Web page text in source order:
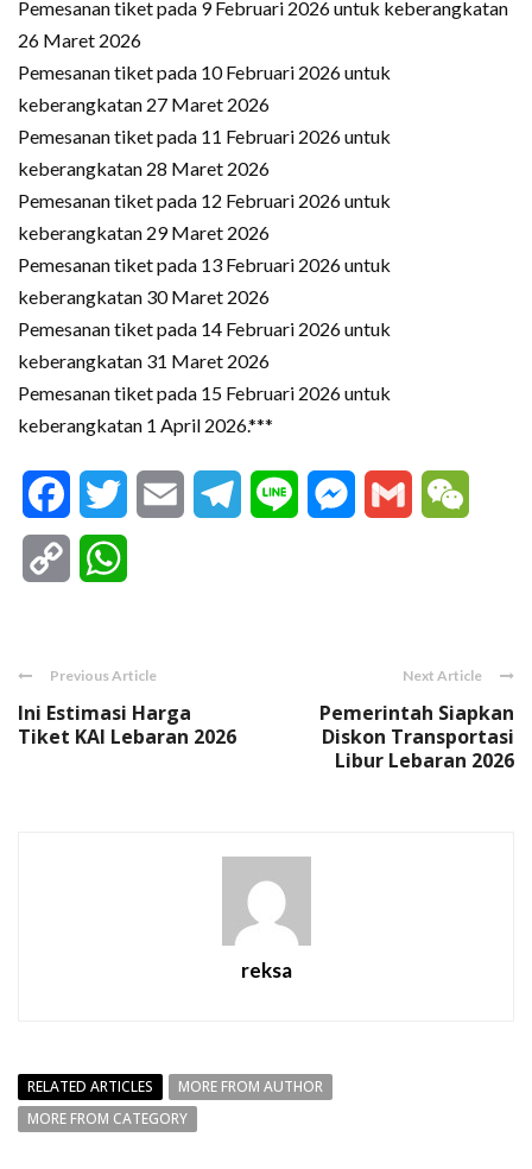
Pemesanan tiket pada 9 Februari 2026 untuk keberangkatan
26 Maret 2026
Pemesanan tiket pada 10 Februari 2026 untuk
keberangkatan 27 Maret 2026
Pemesanan tiket pada 11 Februari 2026 untuk
keberangkatan 28 Maret 2026
Pemesanan tiket pada 12 Februari 2026 untuk
keberangkatan 29 Maret 2026
Pemesanan tiket pada 13 Februari 2026 untuk
keberangkatan 30 Maret 2026
Pemesanan tiket pada 14 Februari 2026 untuk
keberangkatan 31 Maret 2026
Pemesanan tiket pada 15 Februari 2026 untuk
keberangkatan 1 April 2026.***
FacebookTwitter Email Telegram
Line Messenger
Gmail
Copy
Previous Article
Ini Estimasi Harga
Tiket KAI Lebaran 2026
Next Article
Pemerintah Siapkan
Diskon Transportasi
Libur Lebaran 2026
reksa
RELATED ARTICLES
MORE FROM AUTHOR
MORE FROM CATEGORY